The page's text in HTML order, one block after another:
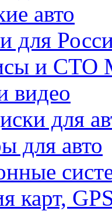
авто
для
и СТО
видео
для
для авто
карт,